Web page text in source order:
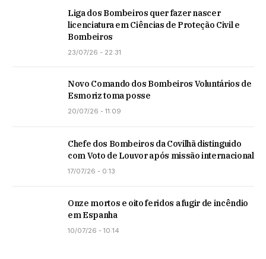
Liga dos Bombeiros quer fazer nascer
licenciatura em Ciências de Proteção Civil e
Bombeiros
23/07/26 - 22:31
Novo Comando dos Bombeiros Voluntários de
Esmoriz toma posse
20/07/26 - 11:09
Chefe dos Bombeiros da Covilhã distinguido
com Voto de Louvor após missão internacional
17/07/26 - 0:13
Onze mortos e oito feridos a fugir de incêndio
em Espanha
10/07/26 - 10:14